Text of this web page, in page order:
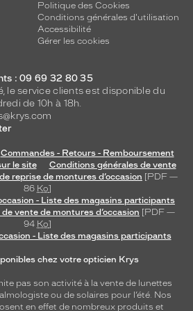
Politique des Cookies
Conditions générales d'utilisation
Accessibilité
Gérer les cookies
: 09 69 32 80 35
le service clients est disponible du
de 10h à 18h.
Commandes - Retours - Remboursement
le site
Conditions générales de vente
reprise de montures d’occasion [PDF —
86 Ko]
- Liste des magasins participants
vente de montures d’occasion [PDF —
94 Ko]
- Liste des magasins participants
chez votre opticien Krys
pas son activité à la vente de lunettes
ou de solaires pour l’été. Nos
en effet de nombreux produits et